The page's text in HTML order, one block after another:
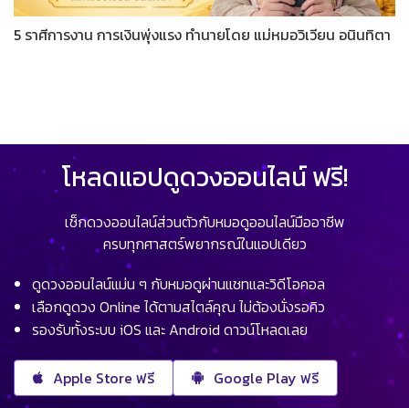
5 ราศีการงาน การเงินพุ่งแรง ทำนายโดย แม่หมอวิเวียน อนินทิตา
โหลดแอปดูดวงออนไลน์ ฟรี!
เช็กดวงออนไลน์ส่วนตัวกับหมอดูออนไลน์มืออาชีพ
ครบทุกศาสตร์พยากรณ์ในแอปเดียว
ดูดวงออนไลน์แม่น ๆ กับหมอดูผ่านแชทและวิดีโอคอล
เลือกดูดวง Online ได้ตามสไตล์คุณ ไม่ต้องนั่งรอคิว
รองรับทั้งระบบ iOS และ Android ดาวน์โหลดเลย
Apple Store ฟรี Google Play ฟรี